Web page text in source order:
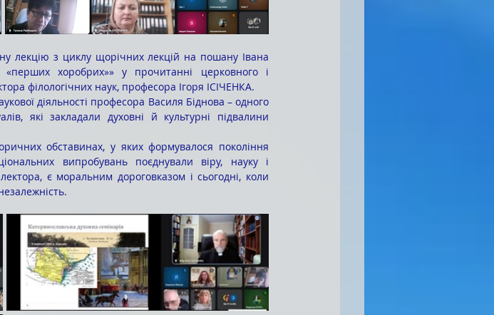
хоробрих»» у прочитанні церковного і
філологічних наук, професора Ігоря ІСІЧЕНКА.
які закладали духовні й культурні підвалини
випробувань поєднували віру, науку і
є моральним дороговказом і сьогодні, коли